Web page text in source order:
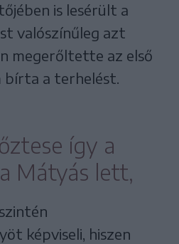
is lesérült a
valószínűleg azt
megerőltette az első
bírta a terhelést.
így a
Mátyás lett,
képviseli, hiszen